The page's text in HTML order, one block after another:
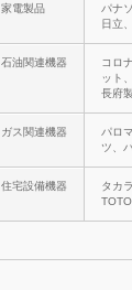
家電製品
パナ
日立
石油関連機器
コロ
ット
長府
ガス関連機器
パロ
ツ、
住宅設備機器
タカ
TOTO